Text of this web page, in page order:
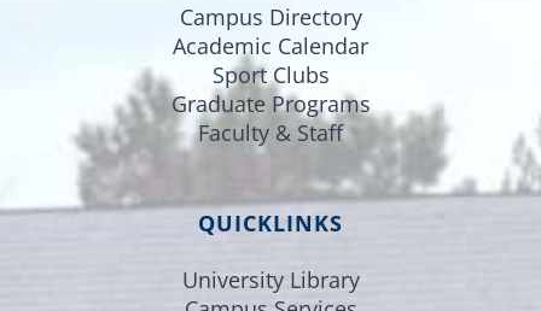
Campus Directory
Academic Calendar
Sport Clubs
Graduate Programs
Faculty & Staff
QUICKLINKS
University Library